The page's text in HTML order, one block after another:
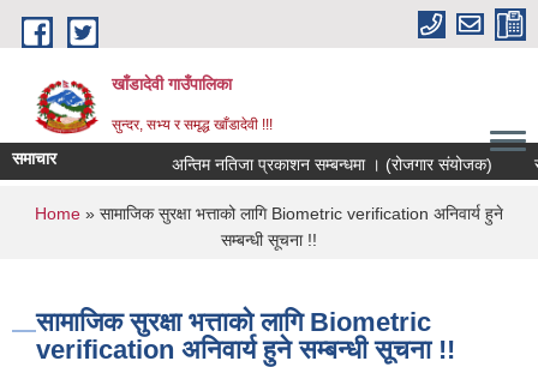
Skip to main content
खाँडादेवी गाउँपालिका
सुन्दर, सभ्य र समृद्ध खाँडादेवी !!!
समाचार अन्तिम नतिजा प्रकाशन सम्बन्धमा । (रोजगार संयोजक)
You are here
Home » सामाजिक सुरक्षा भत्ताको लागि Biometric verification अनिवार्य हुने
सम्बन्धी सूचना !!
सामाजिक सुरक्षा भत्ताको लागि Biometric
verification अनिवार्य हुने सम्बन्धी सूचना !!